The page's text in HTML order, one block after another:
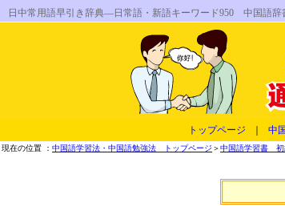
日中常用語早引き辞典―日常語・新語キーワード950 中
トップページ 中
現在の位置 ： 中国語学習法・中国語勉強法 トップページ ＞中国語学習書